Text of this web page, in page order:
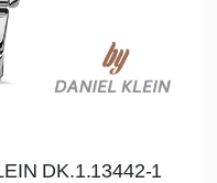
DK.1.13442-1